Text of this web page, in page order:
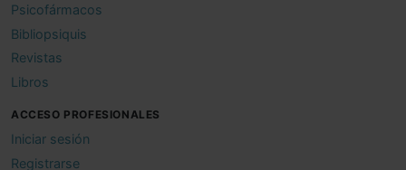
Psicofármacos
Bibliopsiquis
Revistas
Libros
ACCESO PROFESIONALES
Iniciar sesión
Registrarse